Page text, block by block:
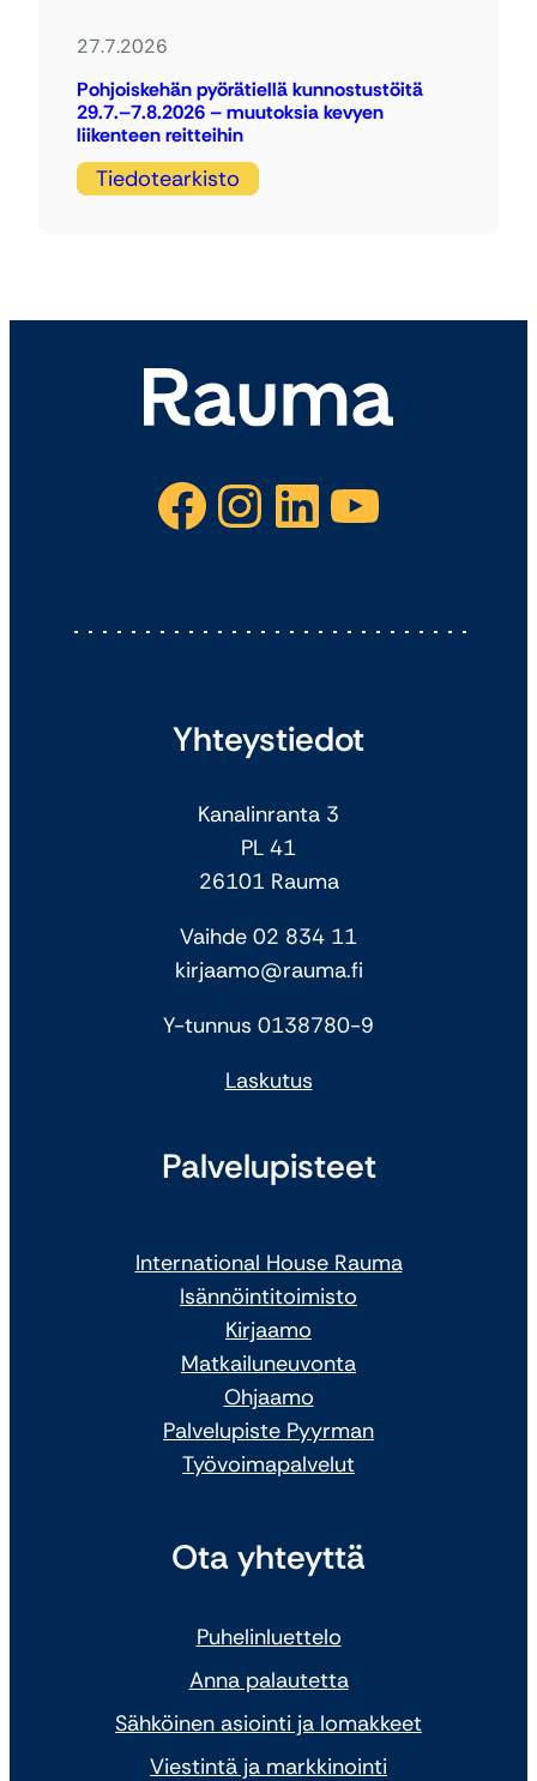
27.7.2026
Pohjoiskehän pyörätiellä kunnostustöitä
29.7.–7.8.2026 – muutoksia kevyen
liikenteen reitteihin
Tiedotearkisto
Facebook Instagram LinkedIn YouTube
Yhteystiedot
Kanalinranta 3
PL 41
26101 Rauma
Vaihde 02 834 11
kirjaamo@rauma.fi
Y-tunnus 0138780-9
Laskutus
Palvelupisteet
International House Rauma
Isännöintitoimisto
Kirjaamo
Matkailuneuvonta
Ohjaamo
Palvelupiste Pyyrman
Työvoimapalvelut
Ota yhteyttä
Puhelinluettelo
Anna palautetta
Sähköinen asiointi ja lomakkeet
Viestintä ja markkinointi